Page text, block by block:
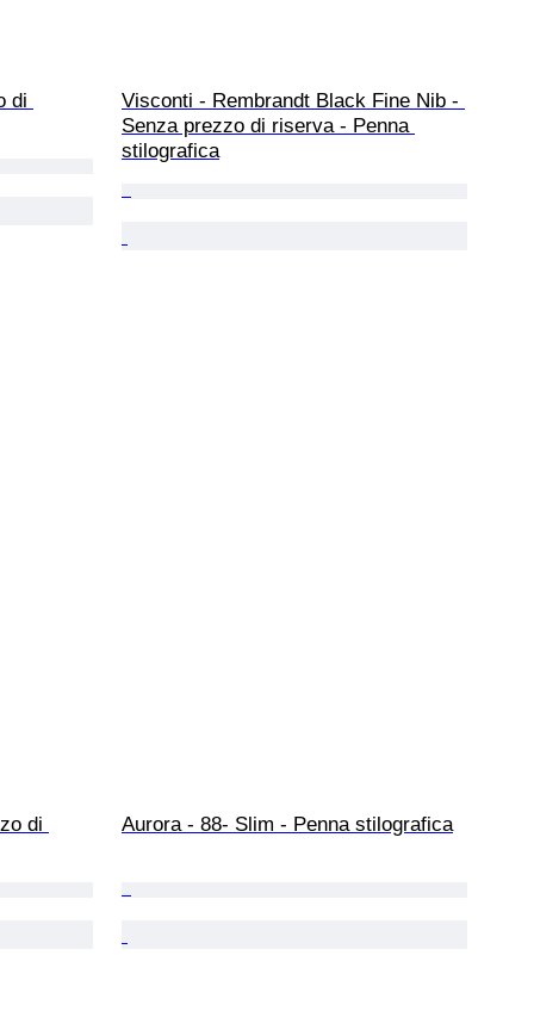
di
Visconti - Rembrandt Black Fine Nib -
Senza prezzo di riserva - Penna
stilografica
di
Aurora - 88- Slim - Penna stilografica